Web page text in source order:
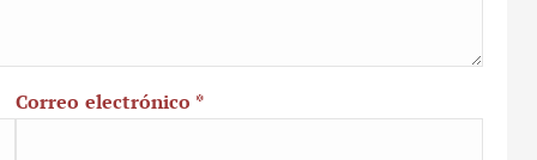
Correo electrónico *